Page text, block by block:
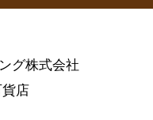
グ株式会社
店